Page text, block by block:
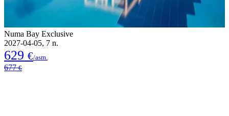
Numa Bay Exclusive
2027-04-05, 7 n.
629 €/asm.
677€